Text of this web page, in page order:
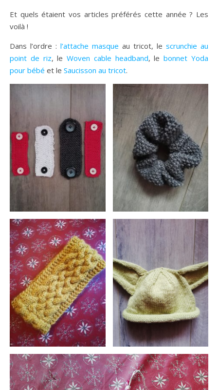
Et quels étaient vos articles préférés cette année ? Les
voilà !
Dans l’ordre : l’attache masque au tricot, le scrunchie au
point de riz, leWoven cable headband, lebonnet Yoda
pour bébé et le Saucisson au tricot.